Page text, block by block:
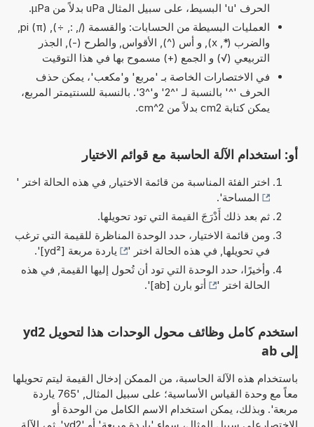
الحرف 'u' البسيط، على سبيل المثال uPa بدلاً من µPa.
والضرب (*, x), و أس (^), الأقواس, والطرح (-), الجذر
التربيعي (√) و الجمع (+) مسموح بها في هذا التوقيت
في الاختصارات الخاصة بـ 'مربع' و'مكعب'، يمكن حذف
الحرف '^' بالنسبة لـ '^2' و'^3'. بالنسبة للسنتيمتر المربع،
يمكن كتابة cm2 بدلاً من cm^2.
أو: استخدام الآلة الحاسبة مع قوائم الاختيار
اختر الفئة المناسبة من قائمة الاختيار, في هذه الحالة اختر '
المساحة'.
ثم بعد ذلك أَدْرَجَ القيمة التي تود تحويلها.
ومن قائمة الاختيار، حدد الوحدة المناظرة للقيمة التي ترغب
في تحويلها, في هذه الحالة اختر '
ياردة مربعة [yd²]
'.
وأخيرًا، حدد الوحدة التي تود أن تُحول إليها القيمة, في هذه
الحالة اختر '
أتو بارن [ab] '.
استخدم كامل وظائف محول الوحدات هذا لتحويل yd2
إلى ab
باستخدام هذه الآلة الحاسبة، من الممكن إدخال القيمة ليتم تحويلها
معاً مع وحدة القياس الأساسية؛ على سبيل المثال, '765 ياردة
مربعة'. وبذلك، يمكن استخدام الاسم الكامل من الوحدة أو
الاختصارعلى سبيل المثال، سواء 'ياردة مربعة' أو 'yd2'. ثم، الآلة